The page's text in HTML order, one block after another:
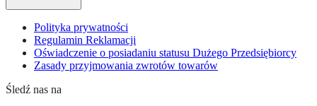
Polityka prywatności
Regulamin Reklamacji
Oświadczenie o posiadaniu statusu Dużego Przedsiębiorcy
Zasady przyjmowania zwrotów towarów
Śledź nas na